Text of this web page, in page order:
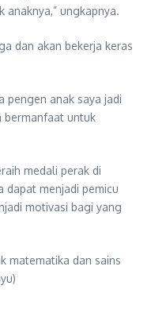
ungkapnya.
dan akan bekerja keras
pengen anak saya jadi
bermanfaat untuk
medali perak di
dapat menjadi pemicu
motivasi bagi yang
matematika dan sains